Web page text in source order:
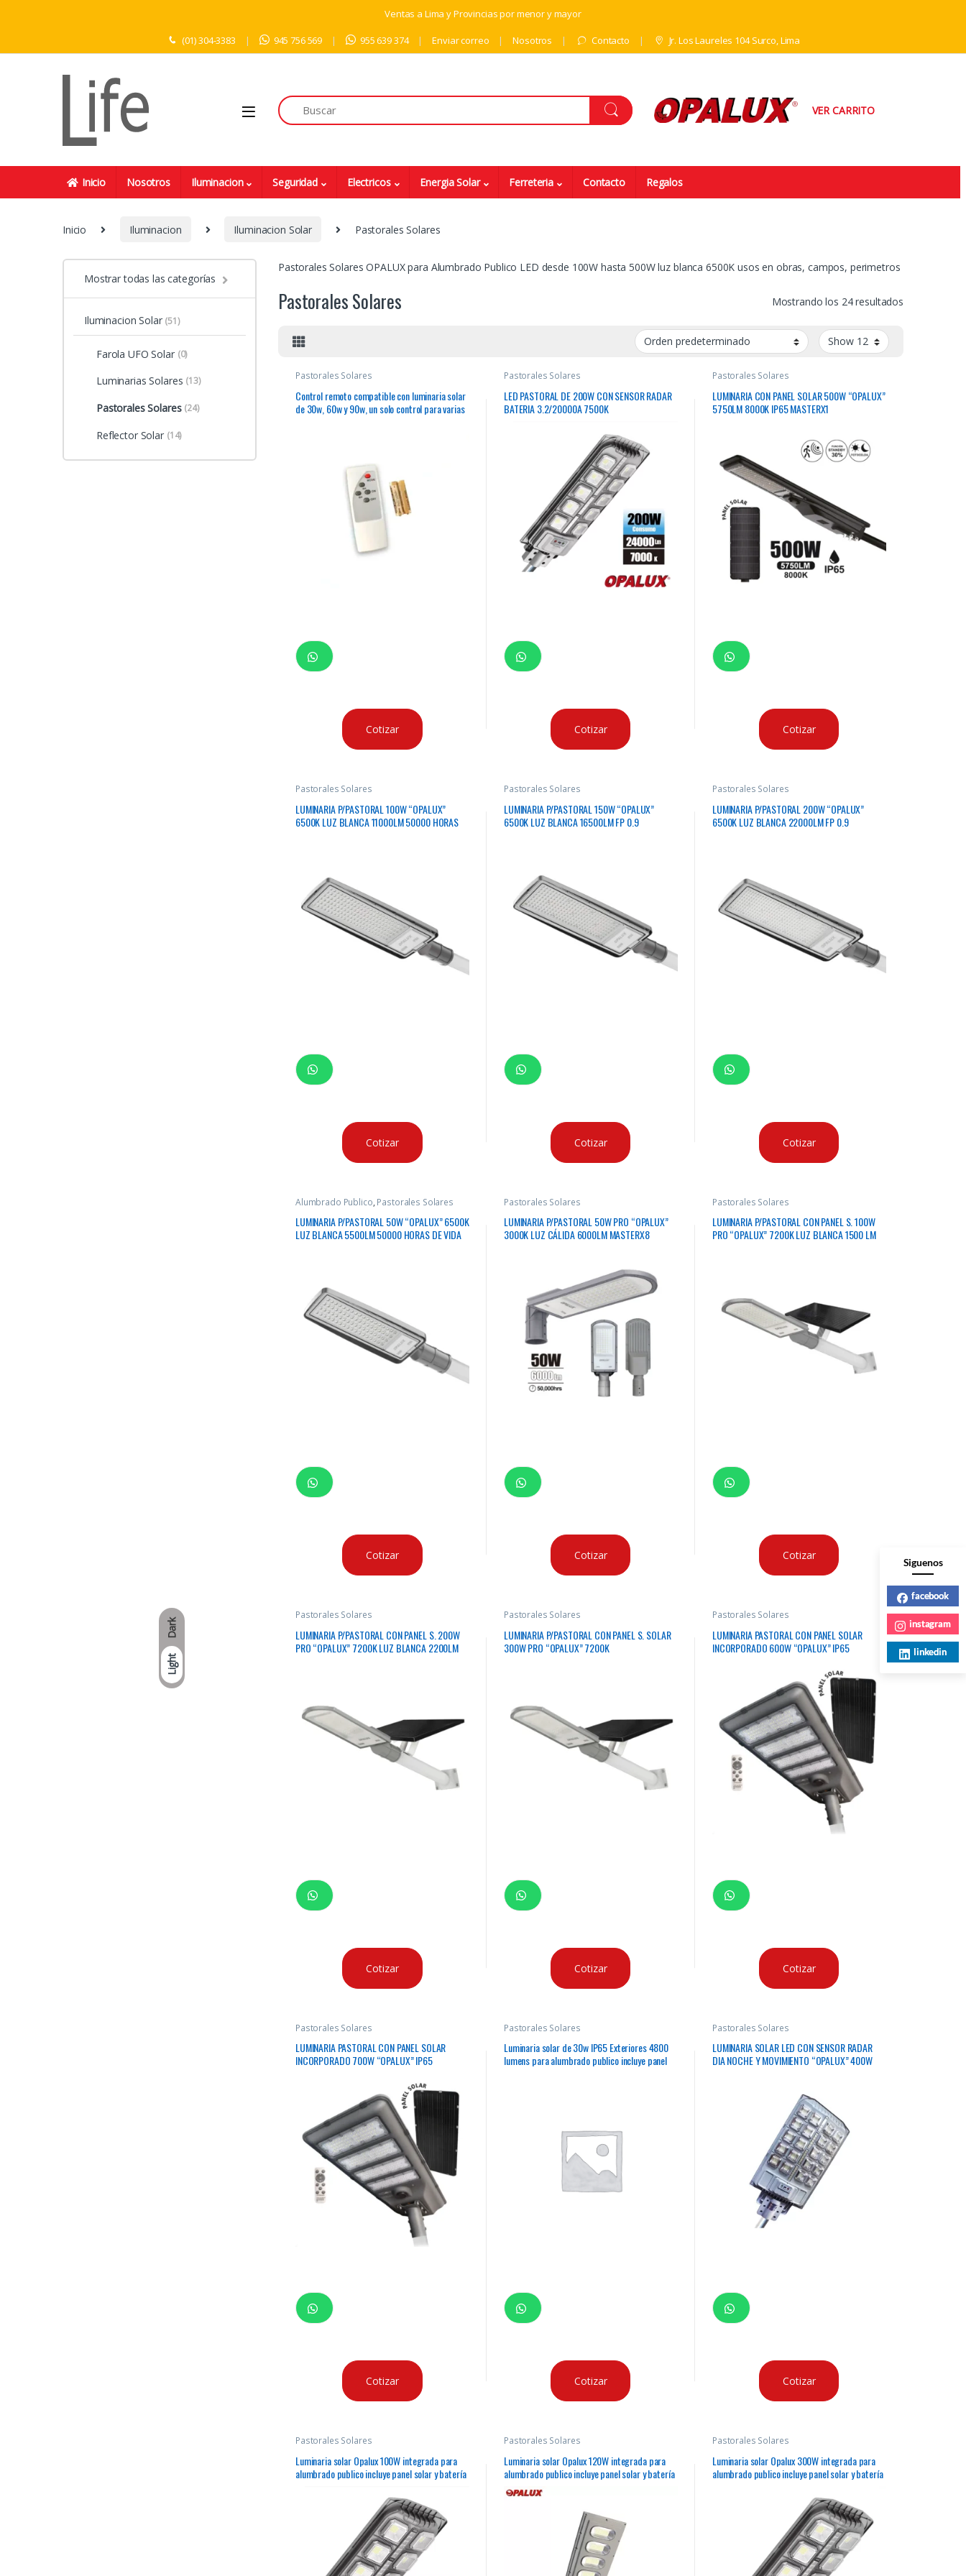
Dark
Light
Ventas a Lima y Provincias por menor y mayor
(01) 304-3383 945 756 569 955 639 374 Enviar correo Nosotros Contacto Jr. Los Laureles 104 Surco, Lima
VER CARRITO
Inicio Nosotros Iluminacion Seguridad Electricos Energia Solar Ferreteria Contacto Regalos
Inicio Iluminacion Iluminacion Solar Pastorales Solares
Pastorales Solares OPALUX para Alumbrado Publico LED desde 100W hasta 500W luz blanca 6500K usos en obras, campos, perimetros
Pastorales Solares Mostrando los 24 resultados
Pastorales Solares
Control remoto compatible con luminaria solar
de 30w, 60w y 90w, un solo control para varias
Cotizar
Pastorales Solares
LED PASTORAL DE 200W CON SENSOR RADAR
BATERIA 3.2/20000A 7500K
Cotizar
Pastorales Solares
LUMINARIA CON PANEL SOLAR 500W “OPALUX”
5750LM 8000K IP65 MASTERX1
Cotizar
Pastorales Solares
LUMINARIA P/PASTORAL 100W “OPALUX”
6500K LUZ BLANCA 11000LM 50000 HORAS
Cotizar
Pastorales Solares
LUMINARIA P/PASTORAL 150W “OPALUX”
6500K LUZ BLANCA 16500LM FP 0.9
Cotizar
Pastorales Solares
LUMINARIA P/PASTORAL 200W “OPALUX”
6500K LUZ BLANCA 22000LM FP 0.9
Cotizar
Alumbrado Publico, Pastorales Solares
LUMINARIA P/PASTORAL 50W “OPALUX” 6500K
LUZ BLANCA 5500LM 50000 HORAS DE VIDA
Cotizar
Pastorales Solares
LUMINARIA P/PASTORAL 50W PRO “OPALUX”
3000K LUZ CÁLIDA 6000LM MASTERX8
Cotizar
Pastorales Solares
LUMINARIA P/PASTORAL CON PANEL S. 100W
PRO “OPALUX” 7200K LUZ BLANCA 1500 LM
Cotizar
Pastorales Solares
LUMINARIA P/PASTORAL CON PANEL S. 200W
PRO “OPALUX” 7200K LUZ BLANCA 2200LM
Cotizar
Pastorales Solares
LUMINARIA P/PASTORAL CON PANEL S. SOLAR
300W PRO “OPALUX” 7200K
Cotizar
Pastorales Solares
LUMINARIA PASTORAL CON PANEL SOLAR
INCORPORADO 600W “OPALUX” IP65
Cotizar
Pastorales Solares
LUMINARIA PASTORAL CON PANEL SOLAR
INCORPORADO 700W “OPALUX” IP65
Cotizar
Pastorales Solares
Luminaria solar de 30w IP65 Exteriores 4800
lumens para alumbrado publico incluye panel
Cotizar
Pastorales Solares
LUMINARIA SOLAR LED CON SENSOR RADAR
DIA NOCHE Y MOVIMIENTO “OPALUX” 400W
Cotizar
Pastorales Solares
Luminaria solar Opalux 100W integrada para
alumbrado publico incluye panel solar y batería
Pastorales Solares
Luminaria solar Opalux 120W integrada para
alumbrado publico incluye panel solar y batería
todo en uno, para montaje en pastoral
Pastorales Solares
Luminaria solar Opalux 300W integrada para
alumbrado publico incluye panel solar y batería
Mostrar todas las categorías
Iluminacion Solar (51)
Farola UFO Solar (0)
Luminarias Solares (13)
Pastorales Solares (24)
Reflector Solar (14)
Siguenos
facebook
instagram
linkedin